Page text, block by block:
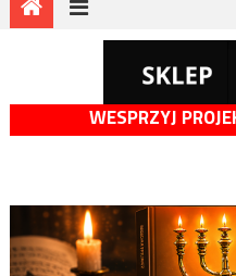
WESPRZYJ